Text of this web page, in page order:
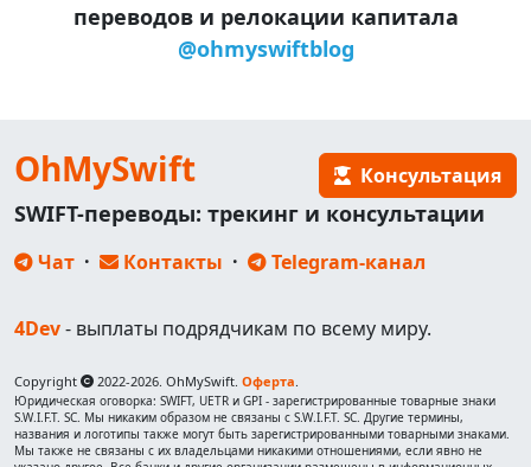
переводов и релокации капитала
@ohmyswiftblog
OhMySwift Консультация
SWIFT-переводы: трекинг и консультации
Чат · Контакты · Telegram-канал
4Dev- выплаты подрядчикам по всему миру.
Copyright 2022-2026. OhMySwift. Оферта.
Юридическая оговорка: SWIFT, UETR и GPI - зарегистрированные товарные знаки
S.W.I.F.T. SC. Мы никаким образом не связаны с S.W.I.F.T. SC. Другие термины,
названия и логотипы также могут быть зарегистрированными товарными знаками.
Мы также не связаны с их владельцами никакими отношениями, если явно не